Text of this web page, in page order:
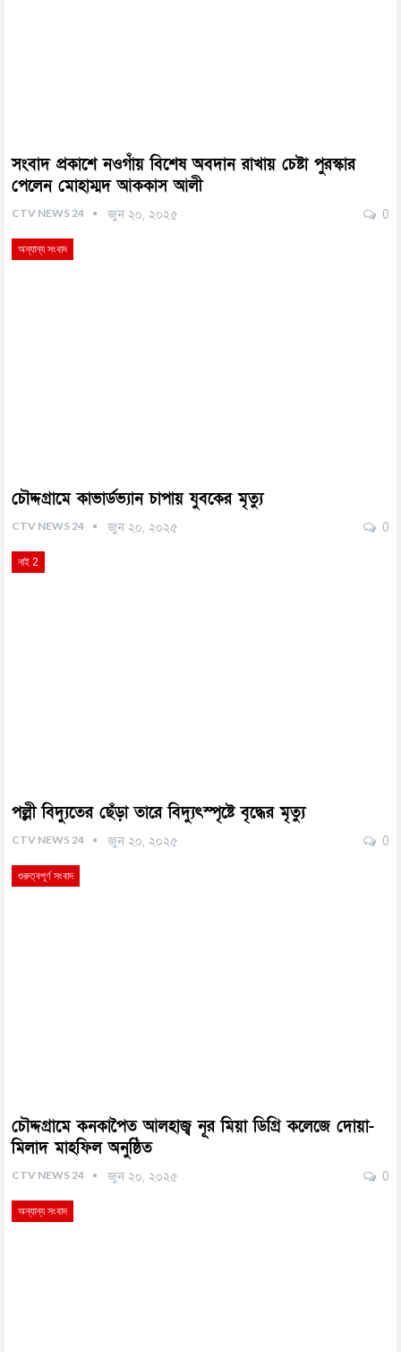
সংবাদ প্রকাশে নওগাঁয় বিশেষ অবদান রাখায় চেষ্টা পুরস্কার
পেলেন মোহাম্মদ আককাস আলী
CTV NEWS 24 জুন ২০, ২০২৫ 0
অন্যান্য সংবাদ
চৌদ্দগ্রামে কাভার্ডভ্যান চাপায় যুবকের মৃত্যু
CTV NEWS 24 জুন ২০, ২০২৫ 0
নাই 2
পল্লী বিদ্যুতের ছেঁড়া তারে বিদ্যুৎস্পৃষ্টে বৃদ্ধের মৃত্যু
CTV NEWS 24 জুন ২০, ২০২৫ 0
গুরুত্বপূর্ণ সংবাদ
চৌদ্দগ্রামে কনকাপৈত আলহাজ্ব নূর মিয়া ডিগ্রি কলেজে দোয়া-
মিলাদ মাহফিল অনুষ্ঠিত
CTV NEWS 24 জুন ২০, ২০২৫ 0
অন্যান্য সংবাদ